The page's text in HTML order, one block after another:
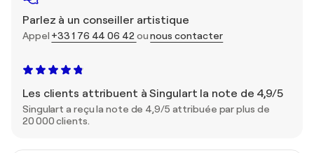
Parlez à un conseiller artistique
Appel +33 1 76 44 06 42 ounous contacter
Les clients attribuent à Singulart la note de 4,9/5
Singulart a reçu la note de 4,9/5 attribuée par plus de
20 000 clients.